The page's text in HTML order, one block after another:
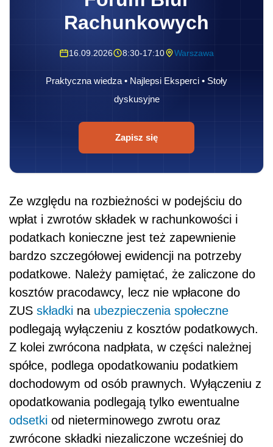
Rachunkowych
16.09.2026 8:30-17:10 Warszawa
Praktyczna wiedza • Najlepsi Eksperci • Stoły
dyskusyjne
Zapisz się
Ze względu na rozbieżności w podejściu do
wpłat i zwrotów składek w rachunkowości i
podatkach konieczne jest też zapewnienie
bardzo szczegółowej ewidencji na potrzeby
podatkowe. Należy pamiętać, że zaliczone do
kosztów pracodawcy, lecz nie wpłacone do
ZUS składki na ubezpieczenia społeczne
podlegają wyłączeniu z kosztów podatkowych.
Z kolei zwrócona nadpłata, w części należnej
spółce, podlega opodatkowaniu podatkiem
dochodowym od osób prawnych. Wyłączeniu z
opodatkowania podlegają tylko ewentualne
odsetki od nieterminowego zwrotu oraz
zwrócone składki niezaliczone wcześniej do